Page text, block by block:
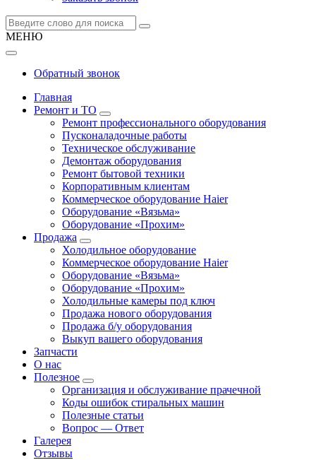
МЕНЮ
Обратный звонок
Главная
Ремонт и ТО
Ремонт профессионального оборудования
Пусконаладочные работы
Техническое обслуживание
Демонтаж оборудования
Ремонт бытовой техники
Корпоративным клиентам
Коммерческое оборудование Haier
Оборудование «Вязьма»
Оборудование «Прохим»
Продажа
Холодильное оборудование
Коммерческое оборудование Haier
Оборудование «Вязьма»
Оборудование «Прохим»
Холодильные камеры под ключ
Продажа нового оборудования
Продажа б/у оборудования
Выкуп вашего оборудования
Запчасти
О нас
Полезное
Организация и обслуживание прачечной
Коды ошибок стиральных машин
Полезные статьи
Вопрос — Ответ
Галерея
Отзывы